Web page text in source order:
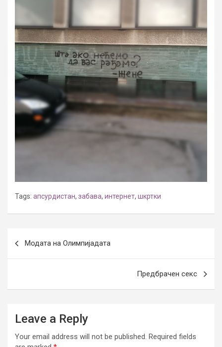
Tags: апсурдистан, забава, интернет, шкртки
navigation
Модата на Олимпијадата
Предбрачен секс
Leave a Reply
Your email address will not be published. Required fields